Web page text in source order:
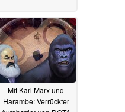
Mit Karl Marx und
Harambe: Verrückter